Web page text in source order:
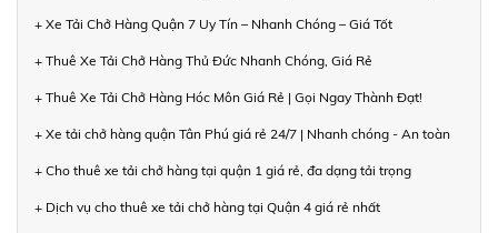
+ Xe Tải Chở Hàng Quận 7 Uy Tín – Nhanh Chóng – Giá Tốt
+ Thuê Xe Tải Chở Hàng Thủ Đức Nhanh Chóng, Giá Rẻ
+ Thuê Xe Tải Chở Hàng Hóc Môn Giá Rẻ | Gọi Ngay Thành Đạt!
+ Xe tải chở hàng quận Tân Phú giá rẻ 24/7 | Nhanh chóng - An toàn
+ Cho thuê xe tải chở hàng tại quận 1 giá rẻ, đa dạng tải trọng
+ Dịch vụ cho thuê xe tải chở hàng tại Quận 4 giá rẻ nhất